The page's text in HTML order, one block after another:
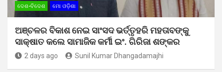
ଦେଶ-ବିଦେଶ ମୋ ଓଡ଼ିଶା
ଅଞ୍ଚଳର ବିକାଶ ନେଇ ସାଂସଦ ଭର୍ତ୍ତୃହରି ମହତାବଙ୍କୁ
ସାକ୍ଷାତ କଲେ ସାମାଜିକ କର୍ମୀ ଇଂ. ଗିରିଜା ଶଙ୍କର
2 days ago Sunil Kumar Dhangadamajhi